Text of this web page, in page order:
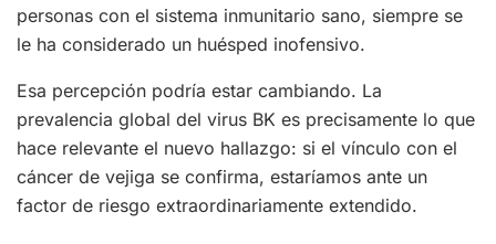
personas con el sistema inmunitario sano, siempre se
le ha considerado un huésped inofensivo.
Esa percepción podría estar cambiando. La
prevalencia global del virus BK es precisamente lo que
hace relevante el nuevo hallazgo: si el vínculo con el
cáncer de vejiga se confirma, estaríamos ante un
factor de riesgo extraordinariamente extendido.